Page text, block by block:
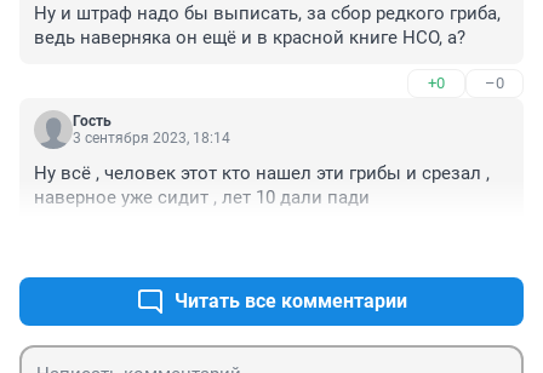
Ну и штраф надо бы выписать, за сбор редкого гриба,
ведь наверняка он ещё и в красной книге НСО, а?
+0 –0
Гость
3 сентября 2023, 18:14
Ну всё , человек этот кто нашел эти грибы и срезал ,
наверное уже сидит , лет 10 дали пади
Читать все комментарии